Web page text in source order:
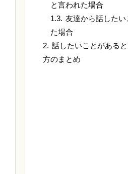
と言われた場合
友達から話した
た場合
話したいことがある
方のまとめ